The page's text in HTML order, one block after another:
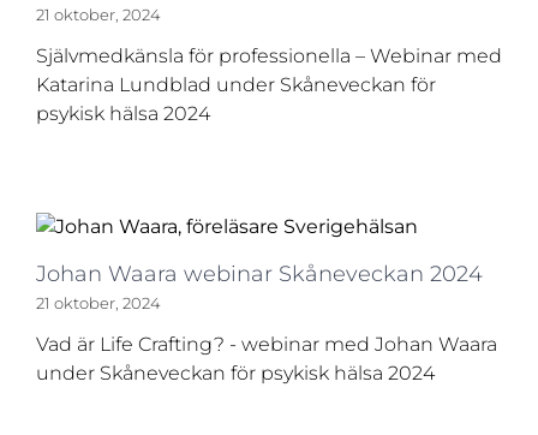
21 oktober, 2024
Självmedkänsla för professionella – Webinar med
Katarina Lundblad under Skåneveckan för
psykisk hälsa 2024
Johan Waara webinar Skåneveckan 2024
21 oktober, 2024
Vad är Life Crafting? - webinar med Johan Waara
under Skåneveckan för psykisk hälsa 2024